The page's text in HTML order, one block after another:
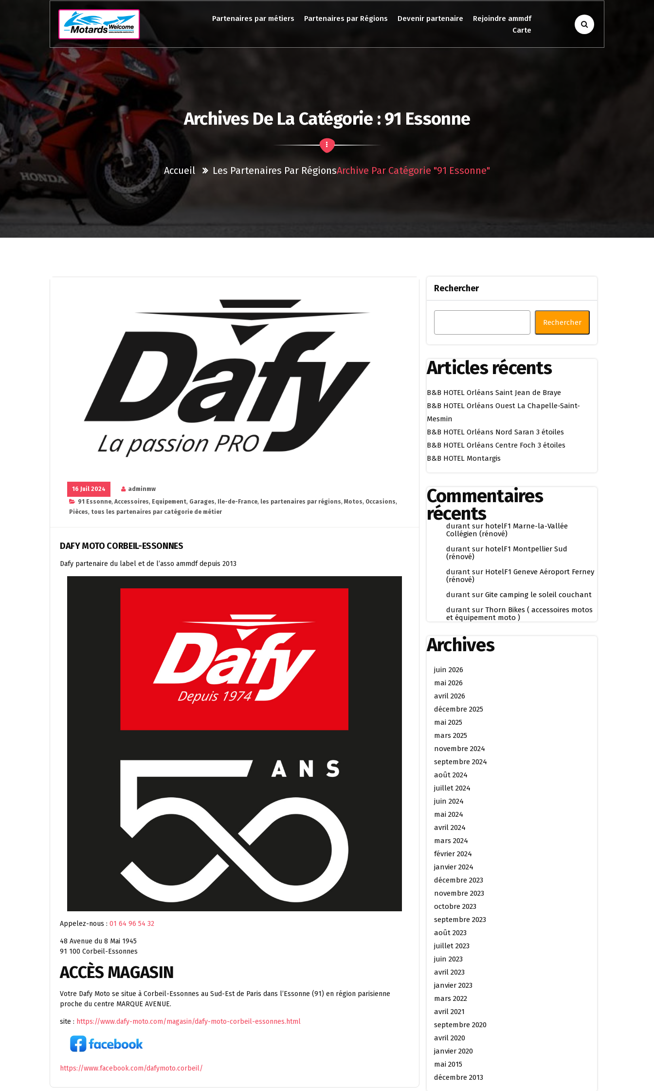
Partenaires par métiers Partenaires par Régions Devenir partenaire
Rejoindre ammdf
Carte
Archives De La Catégorie : 91 Essonne
Accueil Les Partenaires Par RégionsArchive Par Catégorie "91 Essonne"
16 Juil 2024
adminmw
91 Essonne, Accessoires, Equipement, Garages, Ile-de-France, les partenaires par régions, Motos, Occasions,
Pièces, tous les partenaires par catégorie de métier
DAFY MOTO CORBEIL-ESSONNES
Dafy partenaire du label et de l’asso ammdf depuis 2013
Appelez-nous : 01 64 96 54 32
48 Avenue du 8 Mai 1945
91 100 Corbeil-Essonnes
ACCÈS MAGASIN
Votre Dafy Moto se situe à Corbeil-Essonnes au Sud-Est de Paris dans l’Essonne (91) en région parisienne
proche du centre MARQUE AVENUE.
site : https://www.dafy-moto.com/magasin/dafy-moto-corbeil-essonnes.html
https://www.facebook.com/dafymoto.corbeil/
Rechercher
Rechercher
Articles récents
B&B HOTEL Orléans Saint Jean de Braye
B&B HOTEL Orléans Ouest La Chapelle-Saint-
Mesmin
B&B HOTEL Orléans Nord Saran 3 étoiles
B&B HOTEL Orléans Centre Foch 3 étoiles
B&B HOTEL Montargis
Commentaires
récents
durant sur hotelF1 Marne-la-Vallée
Collégien (rénové)
durant sur hotelF1 Montpellier Sud
(rénové)
durant sur HotelF1 Geneve Aéroport Ferney
(rénové)
durant sur Gite camping le soleil couchant
durant sur Thorn Bikes ( accessoires motos
et équipement moto )
Archives
juin 2026
mai 2026
avril 2026
décembre 2025
mai 2025
mars 2025
novembre 2024
septembre 2024
août 2024
juillet 2024
juin 2024
mai 2024
avril 2024
mars 2024
février 2024
janvier 2024
décembre 2023
novembre 2023
octobre 2023
septembre 2023
août 2023
juillet 2023
juin 2023
avril 2023
janvier 2023
mars 2022
avril 2021
septembre 2020
avril 2020
janvier 2020
mai 2015
décembre 2013